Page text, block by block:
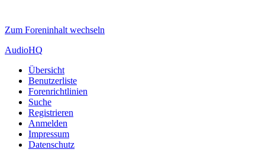
Zum Foreninhalt wechseln
AudioHQ
Übersicht
Benutzerliste
Forenrichtlinien
Suche
Registrieren
Anmelden
Impressum
Datenschutz